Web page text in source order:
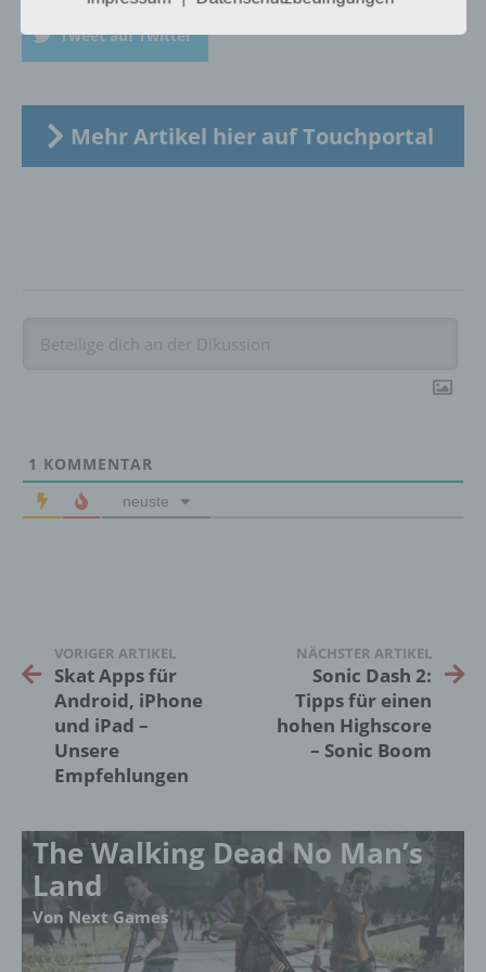
Tweet auf Twitter
Mehr Artikel hier auf Touchportal
1 KOMMENTAR
neuste
VORIGER ARTIKEL
Skat Apps für
Android, iPhone
und iPad –
Unsere
Empfehlungen
NÄCHSTER ARTIKEL
Sonic Dash 2:
Tipps für einen
hohen Highscore
– Sonic Boom
The Walking Dead No Man’s
Land
Von Next Games
e) Profiling
zu bewerten, insbesondere, um Aspekte
natürlichen Person zu analysieren oder
vorherzusagen.
auf welche die personenbezogenen Daten
ohne Hinzuziehung zusätzlicher
Informationen nicht mehr einer spezifischen
betroffenen Person zugeordnet werden
können, sofern diese zusätzlichen
Informationen gesondert aufbewahrt werden
und technischen und organisatorischen
einer identifizierten oder identifizierbaren
natürlichen Person zugewiesen werden.
g) Verantwortlicher oder für die Verarbeitung
Verantwortlicher